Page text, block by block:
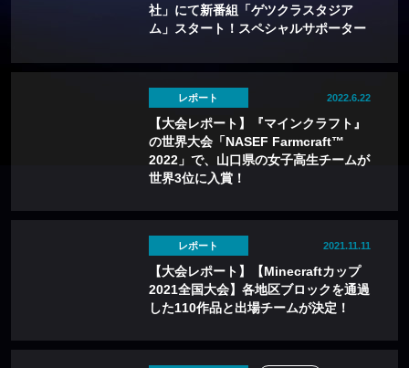
社」にて新番組「ゲツクラスタジア
ム」スタート！スペシャルサポーター
レポート 2022.6.22
【大会レポート】『マインクラフト』
の世界大会「NASEF Farmcraft™
2022」で、山口県の女子高生チームが
世界3位に入賞！
レポート 2021.11.11
【大会レポート】【Minecraftカップ
2021全国大会】各地区ブロックを通過
した110作品と出場チームが決定！